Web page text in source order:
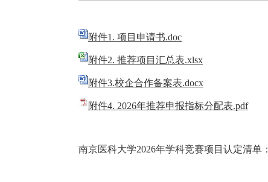
附件1. 项目申请书.doc
附件2. 推荐项目汇总表.xlsx
附件3.校企合作备案表.docx
附件4. 2026年推荐申报指标分配表.pdf
南京医科大学2026年学科竞赛项目认定清单：